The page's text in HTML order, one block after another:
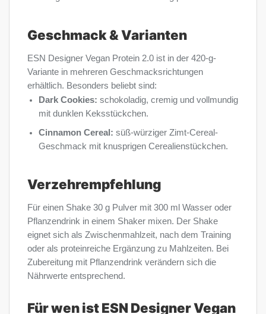
Geschmack & Varianten
ESN Designer Vegan Protein 2.0 ist in der 420-g-
Variante in mehreren Geschmacksrichtungen
erhältlich. Besonders beliebt sind:
Dark Cookies: schokoladig, cremig und vollmundig
mit dunklen Keksstückchen.
Cinnamon Cereal: süß-würziger Zimt-Cereal-
Geschmack mit knusprigen Cerealienstückchen.
Verzehrempfehlung
Für einen Shake 30 g Pulver mit 300 ml Wasser oder
Pflanzendrink in einem Shaker mixen. Der Shake
eignet sich als Zwischenmahlzeit, nach dem Training
oder als proteinreiche Ergänzung zu Mahlzeiten. Bei
Zubereitung mit Pflanzendrink verändern sich die
Nährwerte entsprechend.
Für wen ist ESN Designer Vegan